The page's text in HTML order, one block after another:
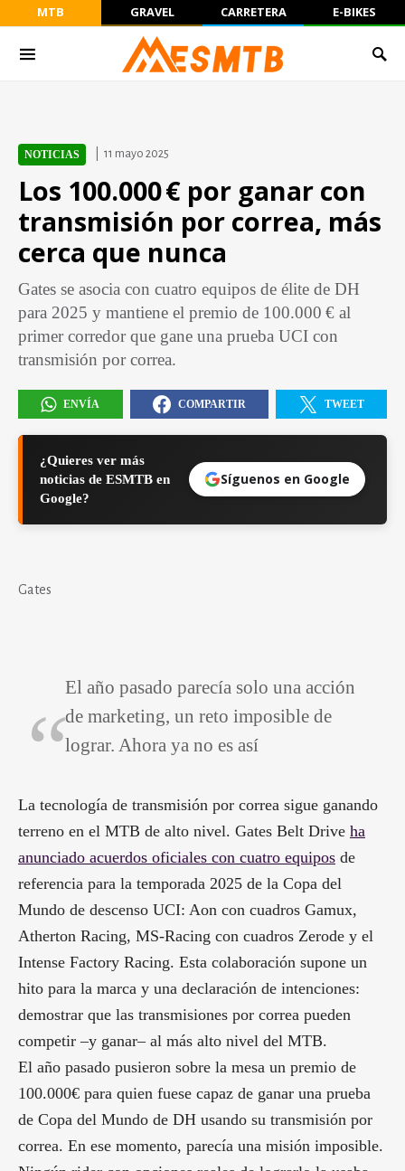
MTB GRAVEL CARRETERA E-BIKES
NOTICIAS 11 mayo 2025
Los 100.000 € por ganar con
transmisión por correa, más
cerca que nunca
Gates se asocia con cuatro equipos de élite de DH
para 2025 y mantiene el premio de 100.000 € al
primer corredor que gane una prueba UCI con
transmisión por correa.
ENVÍA COMPARTIR TWEET
¿Quieres ver más
noticias de ESMTB en
Google?
Síguenos en Google
Gates
El año pasado parecía solo una acción
de marketing, un reto imposible de
lograr. Ahora ya no es así
La tecnología de transmisión por correa sigue ganando
terreno en el MTB de alto nivel. Gates Belt Drive ha
anunciado acuerdos oficiales con cuatro equipos de
referencia para la temporada 2025 de la Copa del
Mundo de descenso UCI: Aon con cuadros Gamux,
Atherton Racing, MS-Racing con cuadros Zerode y el
Intense Factory Racing. Esta colaboración supone un
hito para la marca y una declaración de intenciones:
demostrar que las transmisiones por correa pueden
competir –y ganar– al más alto nivel del MTB.
El año pasado pusieron sobre la mesa un premio de
100.000€ para quien fuese capaz de ganar una prueba
de Copa del Mundo de DH usando su transmisión por
correa. En ese momento, parecía una misión imposible.